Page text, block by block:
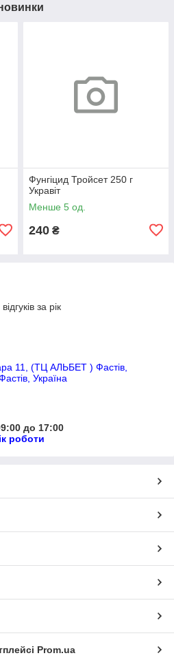
Фунгіцид Тройсет 250 г
Укравіт
Менше 5 од.
240 ₴
за рік
11, (ТЦ АЛЬБЕТ ) Фастів,
Україна
до 17:00
роботи
Prom.ua